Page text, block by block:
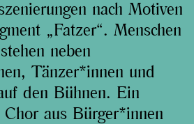
nach Motiven
„Fatzer“. Menschen
neben
Tänzer*innen und
den Bühnen. Ein
aus Bürger*innen